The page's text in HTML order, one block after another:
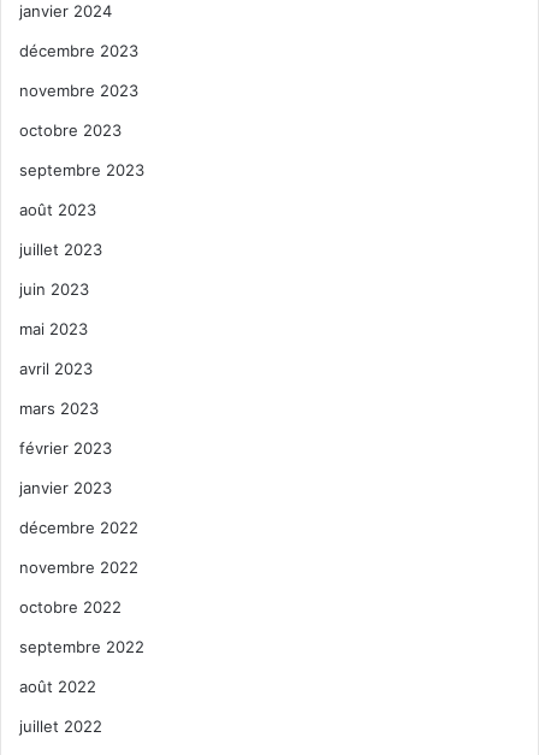
janvier 2024
décembre 2023
novembre 2023
octobre 2023
septembre 2023
août 2023
juillet 2023
juin 2023
mai 2023
avril 2023
mars 2023
février 2023
janvier 2023
décembre 2022
novembre 2022
octobre 2022
septembre 2022
août 2022
juillet 2022